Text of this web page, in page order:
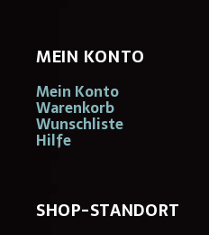
MEIN KONTO
Mein Konto
Warenkorb
Wunschliste
Hilfe
SHOP-STANDORT